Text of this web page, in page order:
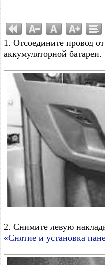
1. Отсоедините провод
аккумуляторной батареи.
2. Снимите левую
«Снятие и установка